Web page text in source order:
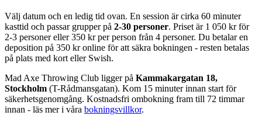
Välj datum och en ledig tid ovan. En session är cirka 60 minuter
kasttid och passar grupper på 2-30 personer. Priset är 1 050 kr för
2-3 personer eller 350 kr per person från 4 personer. Du betalar en
deposition på 350 kr online för att säkra bokningen - resten betalas
på plats med kort eller Swish.
Mad Axe Throwing Club ligger på Kammakargatan 18,
Stockholm (T-Rådmansgatan). Kom 15 minuter innan start för
säkerhetsgenomgång. Kostnadsfri ombokning fram till 72 timmar
innan - läs mer i våra bokningsvillkor.